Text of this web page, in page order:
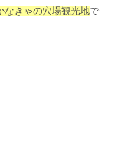
なきゃの穴場観光地で